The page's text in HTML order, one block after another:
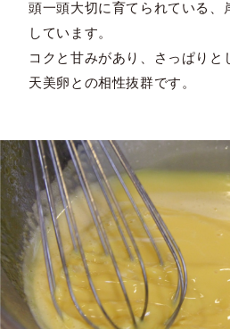
頭一頭大切に育てられている、
しています。
コクと甘みがあり、さっぱりと
天美卵との相性抜群です。